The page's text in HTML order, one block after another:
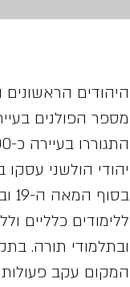
התגוררו בעיירה כ-1,000 יהודים - כמחצית מכלל התושבים של הולשני.
יהודי הולשני
ללימודים כלליים
ובתלמודי תורה.